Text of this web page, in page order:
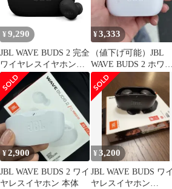
¥ 9,290
JBL WAVE BUDS 2 完全
ワイヤレスイヤホン
Bluetooth/アクティブノ
イズキャンセリング/マ
ルチポイント / IP54防
水防塵 / アプリ対
応/USB Type-C/ブラッ
ク / JBLWBUDS2BLK
¥3,333
（値下げ可能）JBL
WAVE BUDS 2 ホワイ
ト 箱付き
¥2,900
JBL WAVE BUDS 2 ワイ
ヤレスイヤホン 本体
¥3,200
JBL WAVE BUDS ワイ
ヤレスイヤホン